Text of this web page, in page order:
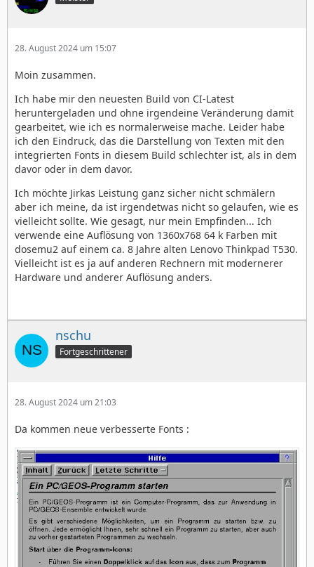
28. August 2024 um 15:07
Moin zusammen.
Ich habe mir den neuesten Build von CI-Latest
heruntergeladen und ohne irgendeine Veränderung damit
gearbeitet, wie ich es normalerweise mache. Leider habe
ich den Eindruck, das die Darstellung von Texten mit den
integrierten Fonts in diesem Build schlechter ist, als in dem
davor oder in dem davor.
Ich möchte Jirkas Leistung ganz sicher nicht schmälern
aber ich meine, da ist irgendetwas nicht so gelaufen, wie es
vielleicht sollte. Wie gesagt, nur mein Empfinden... Ich
verwende eine Auflösung von 1360x768 64 k Farben mit
dosemu2 auf einem ca. 8 Jahre alten Lenovo Thinkpad T530.
Vielleicht ist es ja auf anderen Rechnern mit modernerer
Hardware und anderer Auflösung anders.
nschu
Fortgeschrittener
28. August 2024 um 21:03
Da kommen neue verbesserte Fonts :